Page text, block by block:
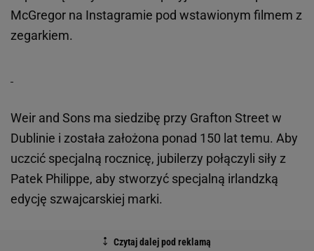
McGregor na Instagramie pod wstawionym filmem z
zegarkiem.
Weir and Sons ma siedzibę przy Grafton Street w
Dublinie i została założona ponad 150 lat temu. Aby
uczcić specjalną rocznicę, jubilerzy połączyli siły z
Patek Philippe, aby stworzyć specjalną irlandzką
edycję szwajcarskiej marki.